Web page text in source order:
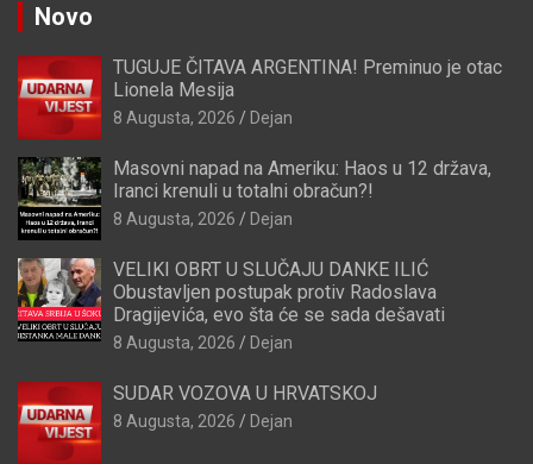
Novo
TUGUJE ČITAVA ARGENTINA! Preminuo je otac
Lionela Mesija
8 Augusta, 2026 Dejan
Masovni napad na Ameriku: Haos u 12 država,
Iranci krenuli u totalni obračun?!
8 Augusta, 2026 Dejan
VELIKI OBRT U SLUČAJU DANKE ILIĆ
Obustavljen postupak protiv Radoslava
Dragijevića, evo šta će se sada dešavati
8 Augusta, 2026 Dejan
SUDAR VOZOVA U HRVATSKOJ
8 Augusta, 2026 Dejan